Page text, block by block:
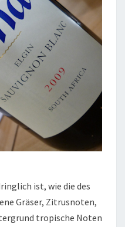
ist, wie die des
Gräser, Zitrusnoten,
tropische Noten